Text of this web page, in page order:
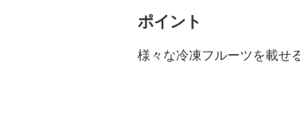
ポイント
様々な冷凍フルーツを載せ